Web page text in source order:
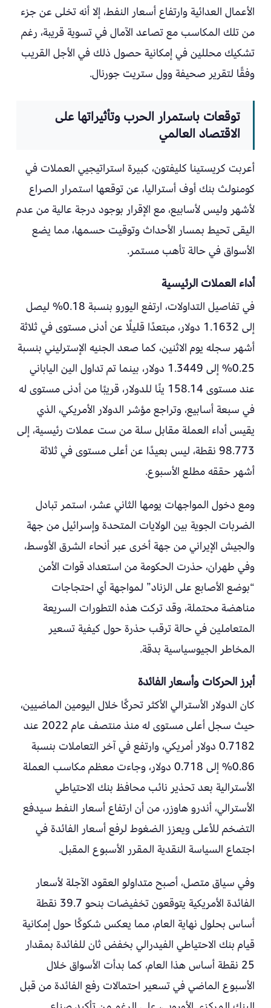
الأعمال العدائية وارتفاع أسعار النفط، إلا أنه تخلى عن جزء
من تلك المكاسب مع تصاعد الآمال في تسوية قريبة، رغم
تشكيك محللين في إمكانية حصول ذلك في الأجل القريب
وفقًا لتقرير صحيفة وول ستريت جورنال.
توقعات باستمرار الحرب وتأثيراتها على
الاقتصاد العالمي
أعربت كريستينا كليفتون، كبيرة استراتيجيي العملات في
كومنولث بنك أوف أستراليا، عن توقعها استمرار الصراع
لأشهر وليس لأسابيع، مع الإقرار بوجود درجة عالية من عدم
اليقى تحيط بمسار الأحداث وتوقيت حسمها، مما يضع
الأسواق في حالة تأهب مستمر.
أداء العملات الرئيسية
في تفاصيل التداولات، ارتفع اليورو بنسبة 0.18% ليصل
إلى 1.1632 دولار، مبتعدًا قليلًا عن أدنى مستوى في ثلاثة
أشهر سجله يوم الاثنين، كما صعد الجنيه الإسترليني بنسبة
0.25% إلى 1.3449 دولار، بينما تم تداول الين الياباني
عند مستوى 158.14 ينًا للدولار، قريبًا من أدنى مستوى له
في سبعة أسابيع، وتراجع مؤشر الدولار الأمريكي، الذي
يقيس أداء العملة مقابل سلة من ست عملات رئيسية، إلى
98.773 نقطة، ليس بعيدًا عن أعلى مستوى في ثلاثة
أشهر حققه مطلع الأسبوع.
ومع دخول المواجهات يومها الثاني عشر، استمر تبادل
الضربات الجوية بين الولايات المتحدة وإسرائيل من جهة
والجيش الإيراني من جهة أخرى عبر أنحاء الشرق الأوسط،
وفي طهران، حذرت الحكومة من استعداد قوات الأمن
“بوضع الأصابع على الزناد” لمواجهة أي احتجاجات
مناهضة محتملة، وقد تركت هذه التطورات السريعة
المتعاملين في حالة ترقب حذرة حول كيفية تسعير
المخاطر الجيوسياسية بدقة.
أبرز الحركات وأسعار الفائدة
كان الدولار الأسترالي الأكثر تحركًا خلال اليومين الماضيين،
حيث سجل أعلى مستوى له منذ منتصف عام 2022 عند
0.7182 دولار أمريكي، وارتفع في آخر التعاملات بنسبة
0.86% إلى 0.718 دولار، وجاءت معظم مكاسب العملة
الأسترالية بعد تحذير نائب محافظ بنك الاحتياطي
الأسترالي، أندرو هاوزر، من أن ارتفاع أسعار النفط سيدفع
التضخم للأعلى ويعزز الضغوط لرفع أسعار الفائدة في
اجتماع السياسة النقدية المقرر الأسبوع المقبل.
وفي سياق متصل، أصبح متداولو العقود الآجلة لأسعار
الفائدة الأمريكية يتوقعون تخفيضات بنحو 39.7 نقطة
أساس بحلول نهاية العام، مما يعكس شكوكًا حول إمكانية
قيام بنك الاحتياطي الفيدرالي بخفض ثان للفائدة بمقدار
25 نقطة أساس هذا العام، كما بدأت الأسواق خلال
الأسبوع الماضي في تسعير احتمالات رفع الفائدة من قبل